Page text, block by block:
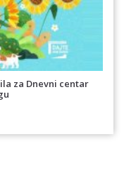
za Dnevni centar